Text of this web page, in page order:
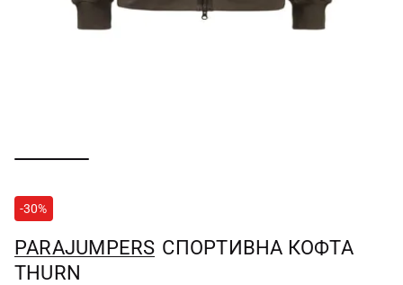
-30%
PARAJUMPERS СПОРТИВНА КОФТА
THURN